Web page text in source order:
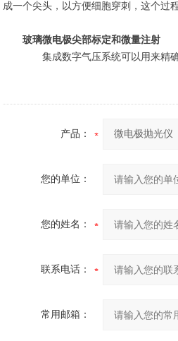
成一个尖头，以方便细胞穿刺，这个过
玻璃微电极尖部标定和微量注射
集成数字气压系统可以用来精确
产品：
您的单位：
您的姓名：
联系电话：
常用邮箱：